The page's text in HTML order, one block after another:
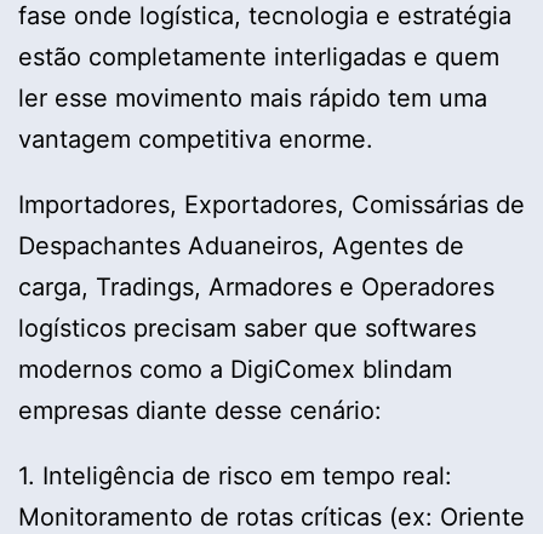
fase onde logística, tecnologia e estratégia
estão completamente interligadas e quem
ler esse movimento mais rápido tem uma
vantagem competitiva enorme.
Importadores, Exportadores, Comissárias de
Despachantes Aduaneiros, Agentes de
carga, Tradings, Armadores e Operadores
logísticos precisam saber que softwares
modernos como a DigiComex blindam
empresas diante desse cenário:
1. Inteligência de risco em tempo real:
Monitoramento de rotas críticas (ex: Oriente